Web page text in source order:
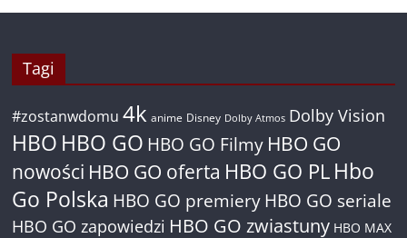
Tagi
#zostanwdomu 4k anime Disney Dolby Atmos Dolby Vision
HBO HBO GO HBO GO Filmy HBO GO
nowości HBO GO oferta HBO GO PL Hbo
Go Polska HBO GO premiery HBO GO seriale
HBO GO zapowiedzi HBO GO zwiastuny HBO MAX